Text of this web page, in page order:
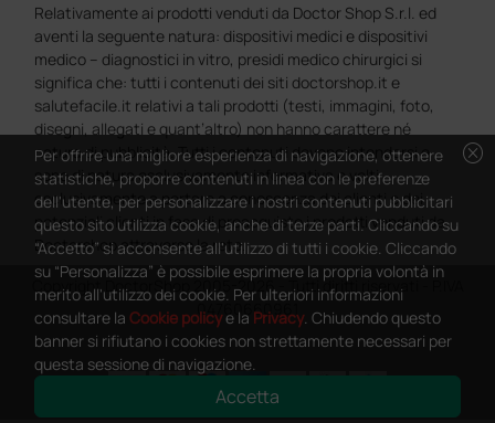
Relativamente ai prodotti venduti da Doctor Shop S.r.l. ed
aventi la seguente natura: dispositivi medici e dispositivi
medico – diagnostici in vitro, presidi medico chirurgici si
significa che: tutti i contenuti dei siti doctorshop.it e
salutefacile.it relativi a tali prodotti (testi, immagini, foto,
disegni, allegati e quant’altro) non hanno carattere né
natura di pubblicità. Tutti i contenuti devono intendersi e
sono di natura esclusivamente informativa e volti
esclusivamente a portare a conoscenza dei clienti e dei
potenziali clienti in fase di preacquisto i prodotti venduti da
Doctorshop attraverso la rete.
Copyright DoctorShop 2005-2026 - Tutti diritti riservati - P.IVA
04760660961
cancel
Per offrire una migliore esperienza di navigazione, ottenere
statistiche, proporre contenuti in linea con le preferenze
dell'utente, per personalizzare i nostri contenuti pubblicitari
questo sito utilizza cookie, anche di terze parti. Cliccando su
“Accetto” si acconsente all'utilizzo di tutti i cookie. Cliccando
su “Personalizza” è possibile esprimere la propria volontà in
merito all'utilizzo dei cookie. Per ulteriori informazioni
consultare la Cookie policye la Privacy. Chiudendo questo
banner si rifiutano i cookies non strettamente necessari per
questa sessione di navigazione.
Accetta